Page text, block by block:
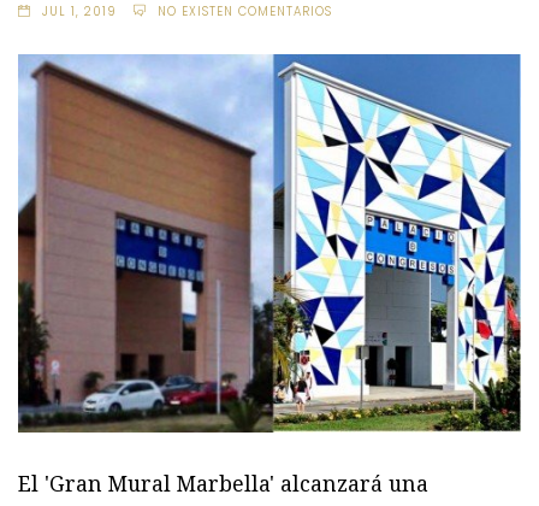
JUL 1, 2019 NO EXISTEN COMENTARIOS
El 'Gran Mural Marbella' alcanzará una